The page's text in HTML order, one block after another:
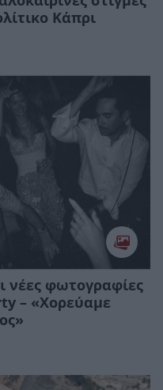
Κάπρι
νέες φωτογραφίες
– «Χορεύαμε